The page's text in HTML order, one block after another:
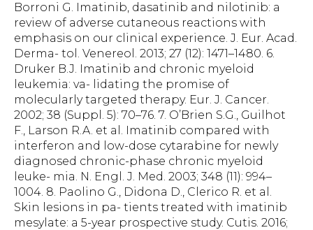
Borroni G. Imatinib, dasatinib and nilotinib: a
review of adverse cutaneous reactions with
emphasis on our clinical experience. J. Eur. Acad.
Derma- tol. Venereol. 2013; 27 (12): 1471–1480. 6.
Druker B.J. Imatinib and chronic myeloid
leukemia: va- lidating the promise of
molecularly targeted therapy. Eur. J. Cancer.
2002; 38 (Suppl. 5): 70–76. 7. O’Brien S.G., Guilhot
F., Larson R.A. et al. Imatinib compared with
interferon and low-dose cytarabine for newly
diagnosed chronic-phase chronic myeloid
leuke- mia. N. Engl. J. Med. 2003; 348 (11): 994–
1004. 8. Paolino G., Didona D., Clerico R. et al.
Skin lesions in pa- tients treated with imatinib
mesylate: a 5-year prospective study. Cutis. 2016;